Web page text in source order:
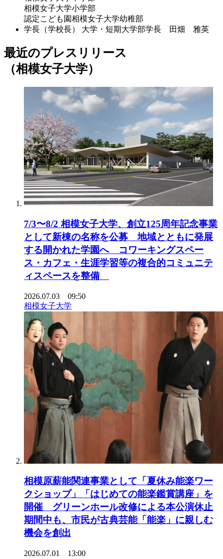
相模女子大学小学部
認定こども園相模女子大学幼稚部
学長（学校長）
大学・短期大学部学長 田畑 雅英
最近のプレスリリース
（相模女子大学）
7/3〜8/2 相模女子大学、創立125周年記念事業
として新棟の名称を公募 地域とともに発展
する開かれた学園へ コワーキングスペー
ス・カフェ・生涯学習等の複合的コミュニテ
ィスペースを整備
2026.07.03 09:50
相模女子大学
相模原薪能関連事業として「夏休み能楽ワー
クショップ」「はじめての能楽鑑賞講座」を
開催 グリーンホール改修による本公演休止
期間中も、市民が古典芸能「能楽」に親しむ
機会を創出
2026.07.01 13:00